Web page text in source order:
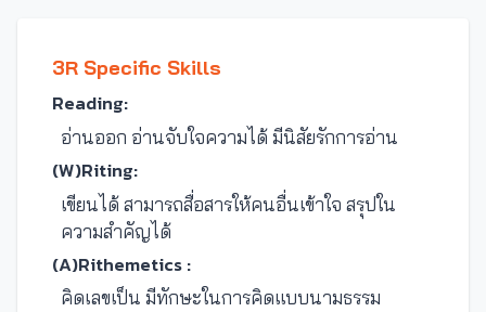
3R Specific Skills
Reading:
อ่านออก อ่านจับใจความได้ มีนิสัยรักการอ่าน
(W)Riting:
เขียนได้ สามารถสื่อสารให้คนอื่นเข้าใจ สรุปใน
ความสำคัญได้
(A)Rithemetics :
คิดเลขเป็น มีทักษะในการคิดแบบนามธรรม